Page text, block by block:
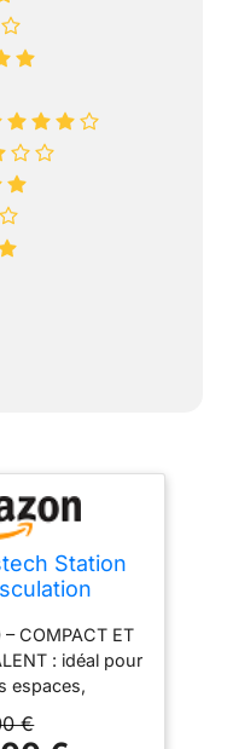
Station
– COMPACT ET
: idéal pour
espaces,
€